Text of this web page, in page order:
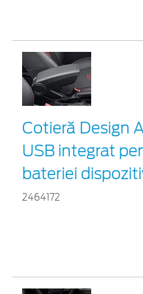
Cotieră Design
USB integrat
bateriei
2464172